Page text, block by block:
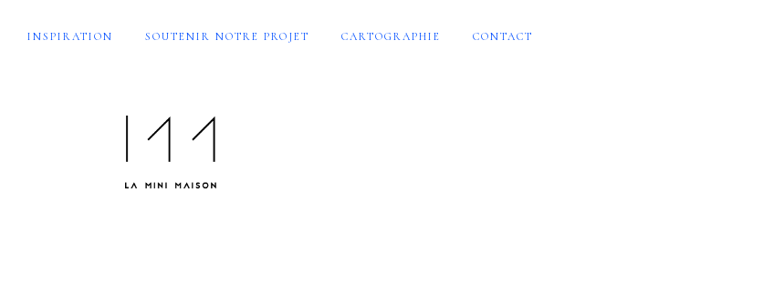
INSPIRATION SOUTENIR NOTRE PROJET CARTOGRAPHIE CONTACT